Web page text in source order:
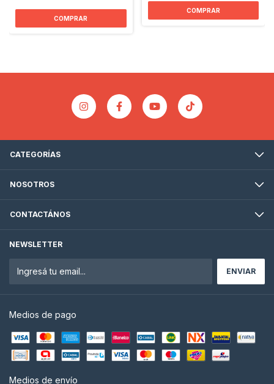
COMPRAR
COMPRAR
CATEGORÍAS
NOSOTROS
CONTACTÁNOS
NEWSLETTER
Medios de pago
Medios de envío